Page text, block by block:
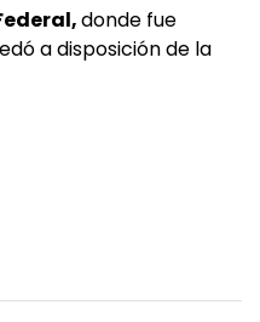
donde fue
a disposición de la